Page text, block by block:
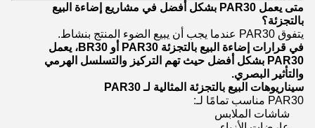
متى يعمل PAR30 بشكل أفضل في مشاريع إضاءة البيع
بالتجزئة؟
يتفوق PAR30 عندما يجب أن يبيع الضوء المنتج بنشاط.
في قرارات إضاءة البيع بالتجزئة PAR30 أو BR30، يعمل
PAR30 بشكل أفضل حيث تهم التركيز والتسلسل الهرمي
والتأثير البصري.
سيناريوهات البيع بالتجزئة المثالية لـ PAR30
PAR30 مناسب تمامًا لـ:
شاشات الملابس